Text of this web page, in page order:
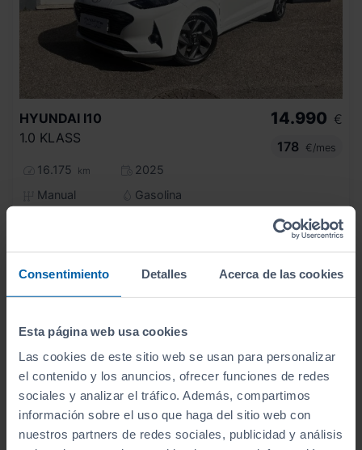
Consentimiento Detalles Acerca de las cookies
Esta página web usa cookies
Las cookies de este sitio web se usan para personalizar
el contenido y los anuncios, ofrecer funciones de redes
sociales y analizar el tráfico. Además, compartimos
información sobre el uso que haga del sitio web con
nuestros partners de redes sociales, publicidad y análisis
HYUNDAI I10
1.0 KLASS
16.175 km
2025
Manual
Gasolina
14.990 €
178
€/mes